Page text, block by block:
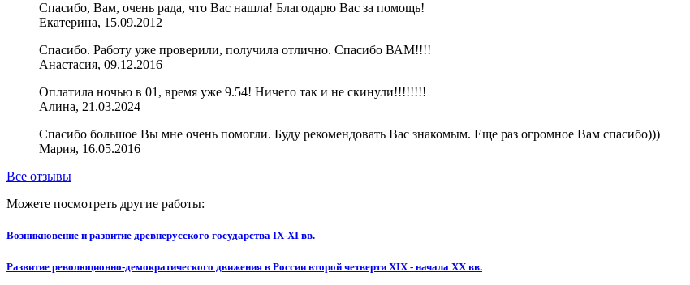
Спасибо, Вам, очень рада, что Вас нашла! Благодарю Вас за помощь!
Екатерина, 15.09.2012
Спасибо. Работу уже проверили, получила отлично. Спасибо ВАМ!!!!
Анастасия, 09.12.2016
Оплатила ночью в 01, время уже 9.54! Ничего так и не скинули!!!!!!!!
Алина, 21.03.2024
Спасибо большое Вы мне очень помогли. Буду рекомендовать Вас знакомым. Еще раз огромное Вам спасибо)))
Мария, 16.05.2016
Все отзывы
Можете посмотреть другие работы:
Возникновение и развитие древнерусского государства IX-XI вв.
Развитие революционно-демократического движения в России второй четверти XIX - начала XX вв.